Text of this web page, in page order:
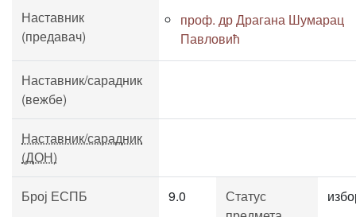
Наставник
(предавач)
проф. др Драгана Шумарац
Павловић
Наставник/сарадник
(вежбе)
Наставник/сарадник
(ДОН)
Број ЕСПБ 9.0
Статус